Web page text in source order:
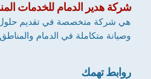
شركةهدير الدمام للخدمات
هي شركة متخصصة في تقديم
وصيانة متكاملة في الدمام
روابط تهمك